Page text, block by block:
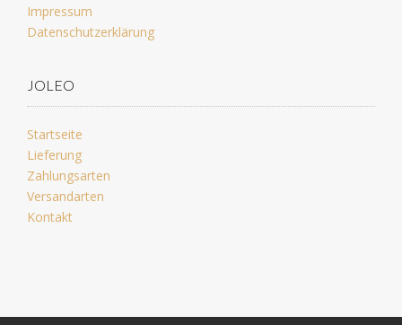
Impressum
Datenschutzerklärung
JOLEO
Startseite
Lieferung
Zahlungsarten
Versandarten
Kontakt